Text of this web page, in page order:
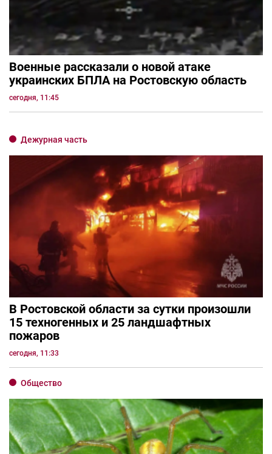
Военные рассказали о новой атаке
украинских БПЛА на Ростовскую область
сегодня, 11:45
Дежурная часть
В Ростовской области за сутки произошли
15 техногенных и 25 ландшафтных
пожаров
сегодня, 11:33
Общество